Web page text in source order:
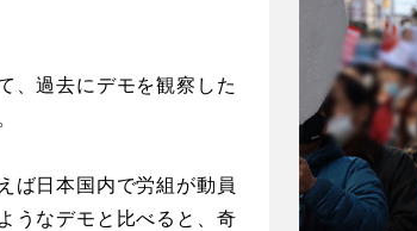
、過去にデモを観察した
ば日本国内で労組が動員
うなデモと比べると、奇